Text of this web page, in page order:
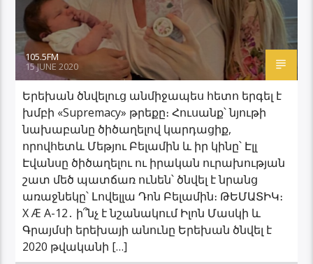
105.5FM
15 JUNE 2020
Երեխան ծնվելուց անմիջապես հետո երգել է
խմբի «Supremacy» թրեքը։ Հուսանք՝ նյութի
նախաբանը ծիծաղելով կարդացիք,
որովհետև Մեթյու Բելամին և իր կինը՝ Էլլ
Էվանսը ծիծաղելու ու իրական ուրախության
շատ մեծ պատճառ ունեն՝ ծնվել է նրանց
առաջնեկը՝ Լովելլա Դոն Բելամին։ ԹԵՄԱՏԻԿ։
X Æ A-12․ ի՞նչ է նշանակում Իլոն Մասկի և
Գրայմսի երեխայի անունը Երեխան ծնվել է
2020 թվականի […]